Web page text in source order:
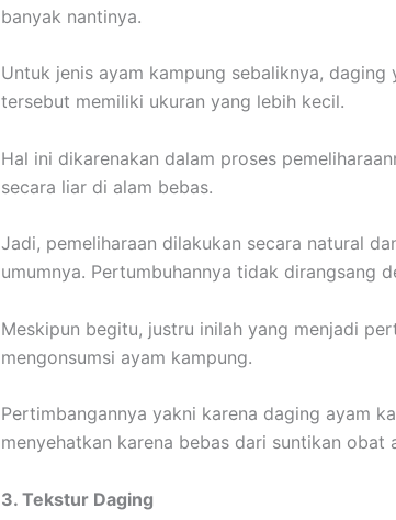
banyak nantinya.
Untuk jenis ayam kampung sebaliknya,
tersebut memiliki ukuran yang lebih kecil.
Hal ini dikarenakan dalam proses
secara liar di alam bebas.
Jadi, pemeliharaan dilakukan secara natural
umumnya. Pertumbuhannya tidak dirangsang
Meskipun begitu, justru inilah yang menjadi
mengonsumsi ayam kampung.
Pertimbangannya yakni karena daging ayam
menyehatkan karena bebas dari suntikan obat
3. Tekstur Daging